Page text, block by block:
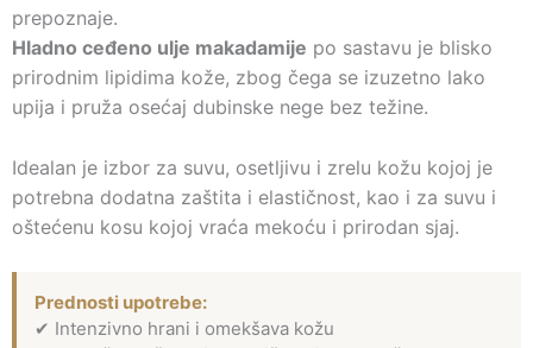
prepoznaje.
Hladno ceđeno ulje makadamije po sastavu je blisko
prirodnim lipidima kože, zbog čega se izuzetno lako
upija i pruža osećaj dubinske nege bez težine.
Idealan je izbor za suvu, osetljivu i zrelu kožu kojoj je
potrebna dodatna zaštita i elastičnost, kao i za suvu i
oštećenu kosu kojoj vraća mekoću i prirodan sjaj.
Prednosti upotrebe:
✔ Intenzivno hrani i omekšava kožu